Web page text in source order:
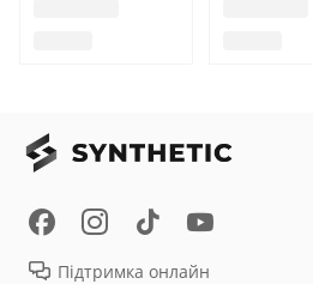
Підтримка онлайн